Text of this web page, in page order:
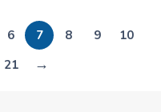
6 7 8 9
10
21 →